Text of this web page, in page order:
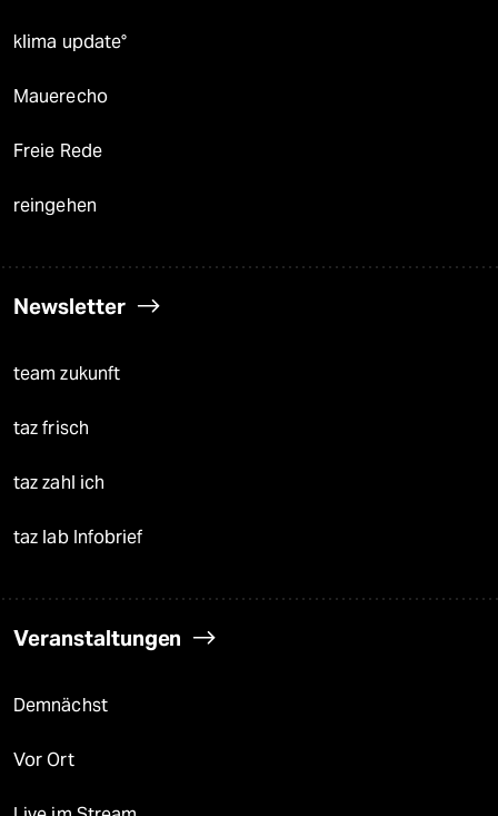
klima update°
Mauerecho
Freie Rede
reingehen
Newsletter
team zukunft
taz frisch
taz zahl ich
taz lab Infobrief
Veranstaltungen
Demnächst
Vor Ort